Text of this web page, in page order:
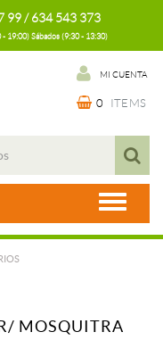
99 / 634 543 373
19:00) Sábados (9:30 - 13:30)
MI CUENTA
0 ITEMS
MOSQUITRA